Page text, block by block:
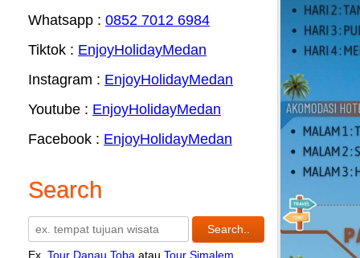
Whatsapp : 0852 7012 6984
Tiktok : EnjoyHolidayMedan
Instagram : EnjoyHolidayMedan
Youtube : EnjoyHolidayMedan
Facebook : EnjoyHolidayMedan
Search
Ex. Tour Danau Toba atau Tour Simalem